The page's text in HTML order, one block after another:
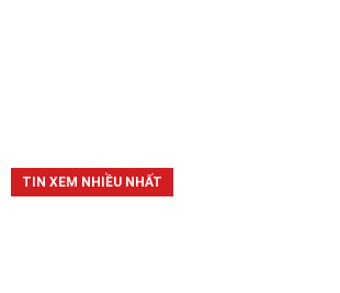
TIN XEM NHIỀU NHẤT